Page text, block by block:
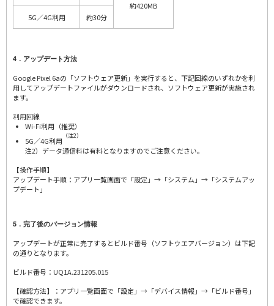
約420MB
5G／4G利用
約30分
4．アップデート方法
Google Pixel 6aの「ソフトウェア更新」を実行すると、下記回線のいずれかを利
用してアップデートファイルがダウンロードされ、ソフトウェア更新が実施され
ます。
利用回線
Wi-Fi利用（推奨）
5G／4G利用
（注2）
注2）データ通信料は有料となりますのでご注意ください。
【操作手順】
アップデート手順：アプリ一覧画面で「設定」→「システム」→「システムアッ
プデート」
5．完了後のバージョン情報
アップデートが正常に完了するとビルド番号（ソフトウエアバージョン）は下記
の通りとなります。
ビルド番号：UQ1A.231205.015
【確認方法】：アプリ一覧画面で「設定」→「デバイス情報」→「ビルド番号」
で確認できます。